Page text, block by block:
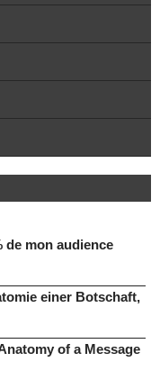
de mon audience
einer Botschaft,
of a Message